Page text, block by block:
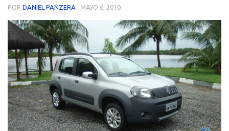
POR DANIEL PANZERA · MAYO 6, 2010